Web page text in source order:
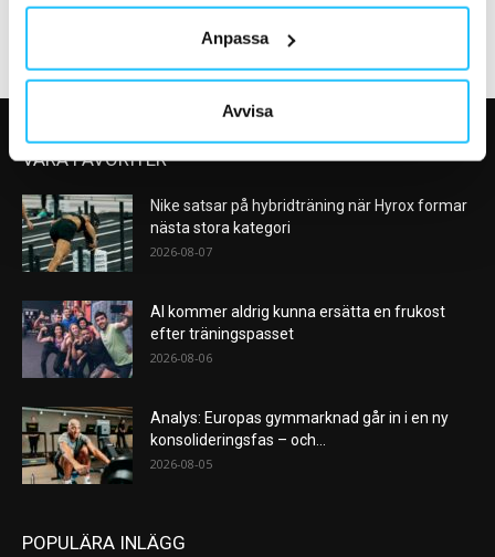
Anpassa
Avvisa
VÅRA FAVORITER
Nike satsar på hybridträning när Hyrox formar
nästa stora kategori
2026-08-07
AI kommer aldrig kunna ersätta en frukost
efter träningspasset
2026-08-06
Analys: Europas gymmarknad går in i en ny
konsolideringsfas – och...
2026-08-05
POPULÄRA INLÄGG